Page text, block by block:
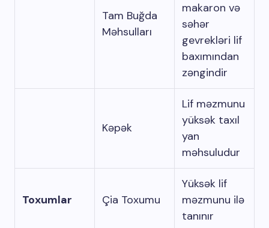
Tam Buğda
Məhsulları
makaron və
səhər
gevrekləri lif
baxımından
zəngindir
Kəpək
Lif məzmunu
yüksək taxıl
yan
məhsuludur
Toxumlar Çia Toxumu
Yüksək lif
məzmunu ilə
tanınır